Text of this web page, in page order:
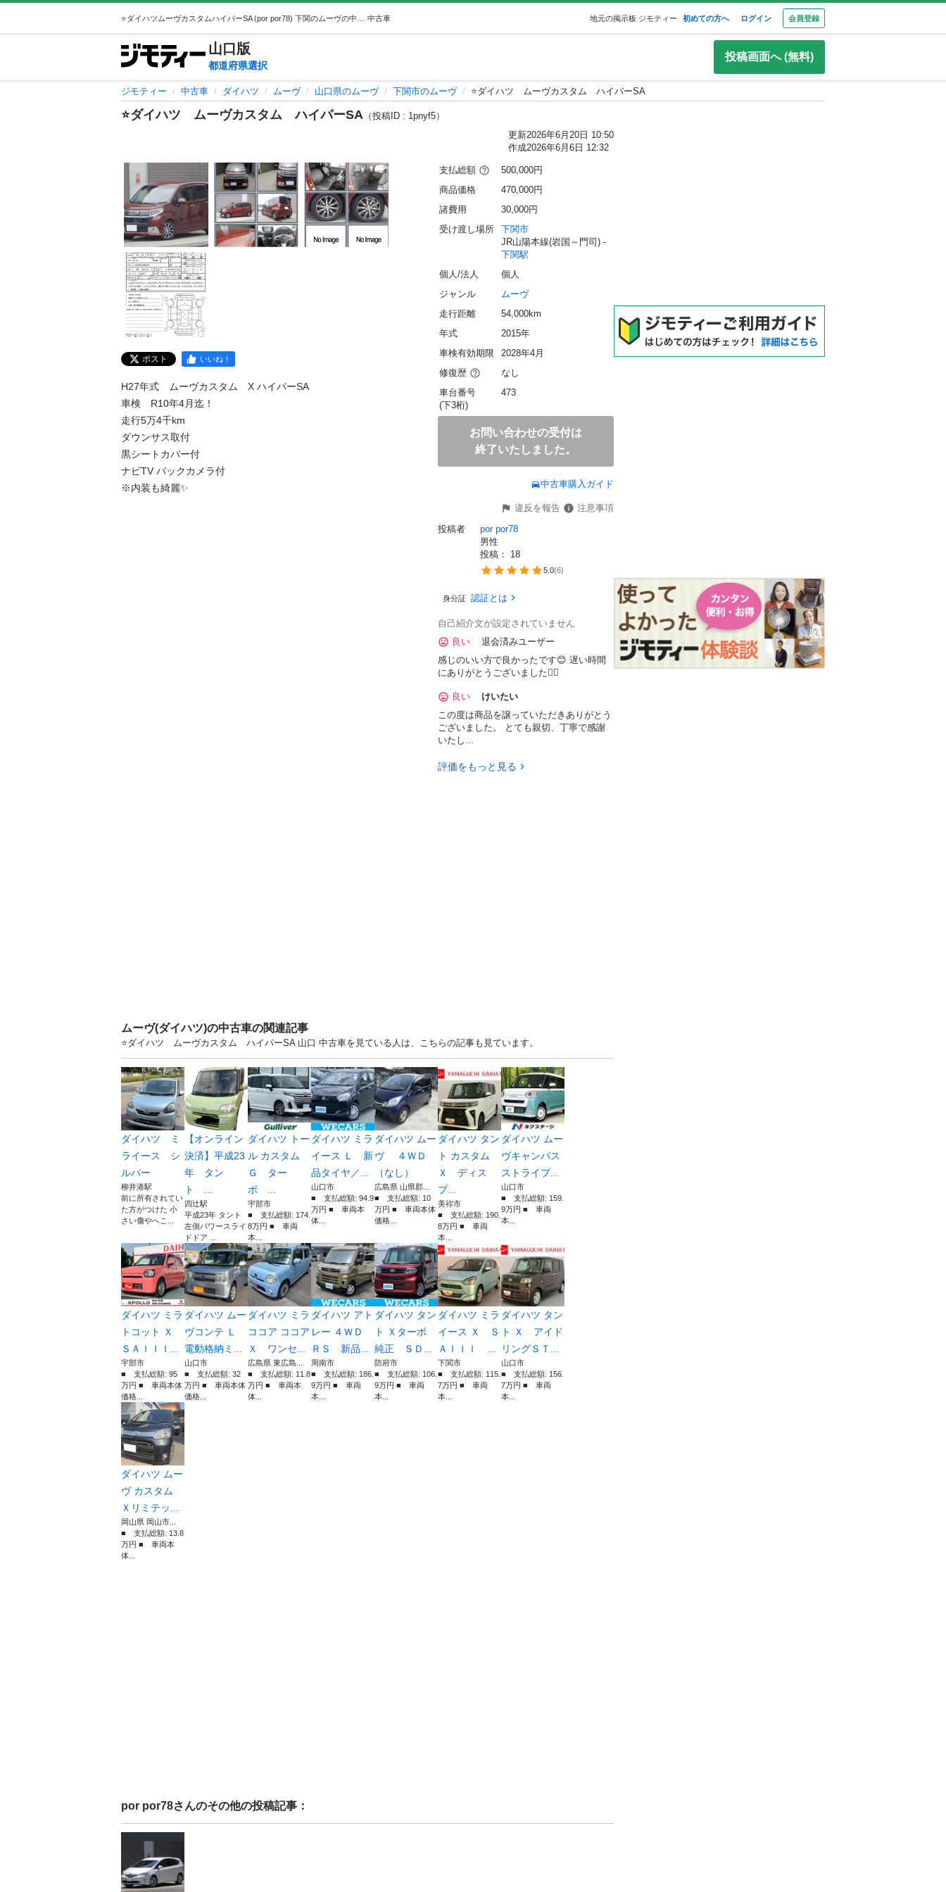
中古車 地元の掲示板 ジモティー 初めての方へ ログイン 会員登録
山口 版
都道府県選択
投稿画面へ (無料)
ジモティー 中古車 ダイハツ ムーヴ 山口県のムーヴ 下関市のムーヴ ⭐️ダイハツ ムーヴカスタム ハイパーSA
⭐️ダイハツ ムーヴカスタム ハイパーSA （投稿ID : 1pnyf5）
更新2026年6月20日 10:50
作成2026年6月6日 12:32
ポスト いいね！
H27年式　ムーヴカスタム　X ハイパーSA
車検　R10年4月迄！
走行5万4千km
ダウンサス取付
黒シートカバー付
ナビTV バックカメラ付
※内装も綺麗✨
支払総額
500,000円
商品価格
470,000円
諸費用
30,000円
受け渡し場所
下関市
下関駅
個人/法人
個人
ジャンル
ムーヴ
走行距離
54,000km
年式
2015年
車検有効期限
2028年4月
修復歴
なし
車台番号
(下3桁)
473
お問い合わせの受付は
終了いたしました。
中古車購入ガイド
違反を報告
注意事項
投稿者
por por78
男性
投稿： 18
5.0(6)
身分証 認証とは
自己紹介文が設定されていません
良い
退会済みユーザー
感じのいい方で良かったです😊 遅い時間
にありがとうございました🙇‍♂️
良い
けいたい
この度は商品を譲っていただきありがとう
ございました。 とても親切、丁寧で感謝
いたし...
評価をもっと見る
ムーヴ(ダイハツ)の中古車の関連記事
⭐️ダイハツ ムーヴカスタム ハイパーSA 山口 中古車を見ている人は、こちらの記事も見ています。
ダイハツ ミ
ライース シ
ルバー
柳井港駅
前に所有されてい
た方がつけた 小
さい傷やへこ...
【オンライン
決済】平成23
年 タン
ト ...
四辻駅
平成23年 タント
左側パワースライ
ドドア ...
ダイハツ トー
ル カスタム
Ｇ ター
ボ ...
宇部市
■ 支払総額: 174.
8万円 ■ 車両
本...
ダイハツ ミラ
イース Ｌ 新
品タイヤ／...
山口市
■ 支払総額: 94.9
万円 ■ 車両本
体...
ダイハツ ムー
ヴ ４ＷＤ
（なし）
広島県 山県郡...
■ 支払総額: 10
万円 ■ 車両本体
価格...
ダイハツ タン
ト カスタム
Ｘ ディス
プ...
美祢市
■ 支払総額: 190.
8万円 ■ 車両
本...
ダイハツ ムー
ヴキャンバス
ストライプ...
山口市
■ 支払総額: 159.
9万円 ■ 車両
本...
ダイハツ ミラ
トコット Ｘ
ＳＡＩＩＩ...
宇部市
■ 支払総額: 95
万円 ■ 車両本体
価格...
ダイハツ ムー
ヴコンテ Ｌ
電動格納ミ...
山口市
■ 支払総額: 32
万円 ■ 車両本体
価格...
ダイハツ ミラ
ココア ココア
Ｘ ワンセ...
広島県 東広島...
■ 支払総額: 11.8
万円 ■ 車両本
体...
ダイハツ アト
レー ４ＷＤ
ＲＳ 新品...
周南市
■ 支払総額: 186.
9万円 ■ 車両
本...
ダイハツ タン
ト Ｘターボ
純正 ＳＤ...
防府市
■ 支払総額: 106.
9万円 ■ 車両
本...
ダイハツ ミラ
イース Ｘ Ｓ
ＡＩＩＩ ...
下関市
■ 支払総額: 115.
7万円 ■ 車両
本...
ダイハツ タン
ト Ｘ アイド
リングＳＴ...
山口市
■ 支払総額: 156.
7万円 ■ 車両
本...
ダイハツ ムー
ヴ カスタム
Ｘリミテッ...
岡山県 岡山市...
■ 支払総額: 13.8
万円 ■ 車両本
体...
por por78さんのその他の投稿記事：